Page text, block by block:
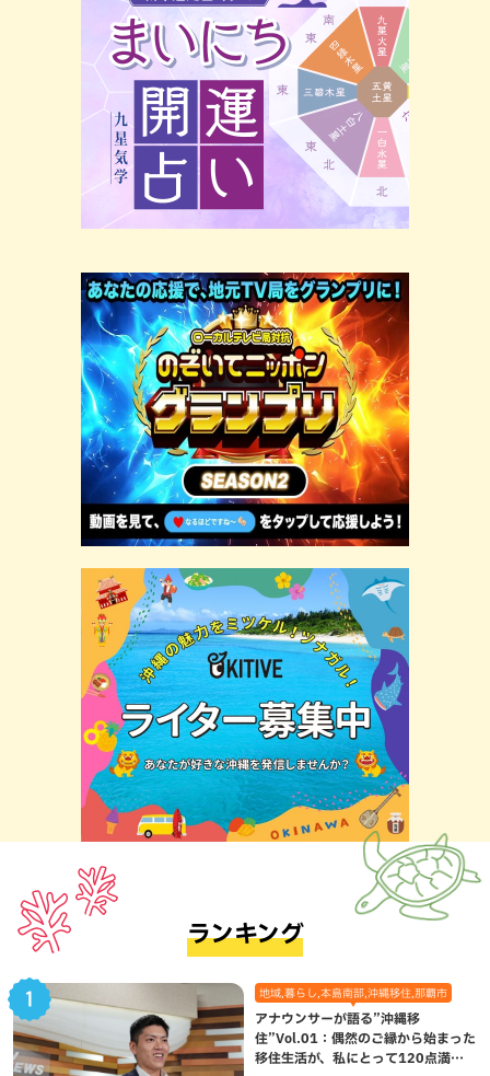
ランキング
地域,暮らし,本島南部,沖縄移住,那覇市
アナウンサーが語る”沖縄移
住”Vol.01：偶然のご縁から始まった
移住生活が、私にとって120点満点